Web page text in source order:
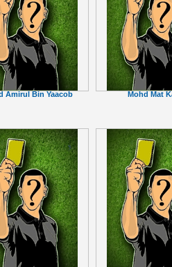
Amirul Bin Yaacob Mohd Mat